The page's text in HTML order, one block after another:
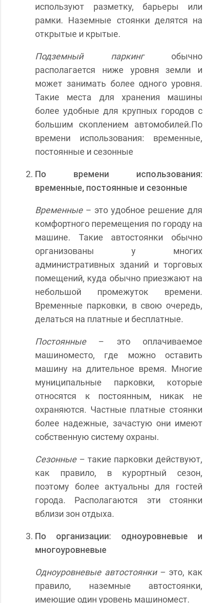
используют разметку, барьеры или
рамки. Наземные стоянки делятся на
открытые и крытые.
Подземный паркингобычно
располагается ниже уровня земли и
может занимать более одного уровня.
Такие места для хранения машины
более удобные для крупных городов с
большим скоплением автомобилей.По
времени использования: временные,
постоянные и сезонные
По времени использования:
временные, постоянные и сезонные
Временные– это удобное решение для
комфортного перемещения по городу на
машине. Такие автостоянки обычно
организованы у многих
административных зданий и торговых
помещений, куда обычно приезжают на
небольшой промежуток времени.
Временные парковки, в свою очередь,
делаться на платные и бесплатные.
Постоянные– это оплачиваемое
машиноместо, где можно оставить
машину на длительное время. Многие
муниципальные парковки, которые
относятся к постоянным, никак не
охраняются. Частные платные стоянки
более надежные, зачастую они имеют
собственную систему охраны.
Сезонные– такие парковки действуют,
как правило, в курортный сезон,
поэтому более актуальны для гостей
города. Располагаются эти стоянки
вблизи зон отдыха.
По организации: одноуровневые и
многоуровневые
Одноуровневые автостоянки– это, как
правило, наземные автостоянки,
имеющие один уровень машиномест.